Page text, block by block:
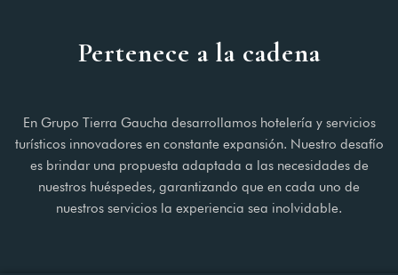
Pertenece a la cadena
En Grupo Tierra Gaucha desarrollamos hotelería y servicios
turísticos innovadores en constante expansión. Nuestro desafío
es brindar una propuesta adaptada a las necesidades de
nuestros huéspedes, garantizando que en cada uno de
nuestros servicios la experiencia sea inolvidable.